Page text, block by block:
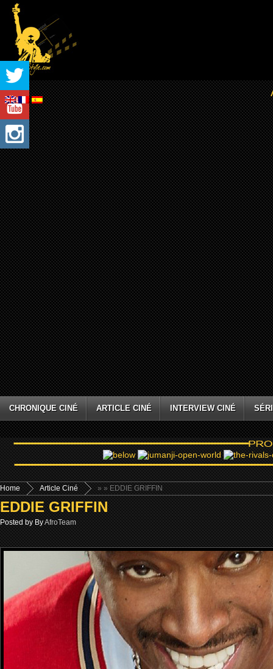
CHRONIQUE CINÉ ARTICLE CINÉ INTERVIEW CINÉ
Home »
Article Ciné » EDDIE GRIFFIN
EDDIE GRIFFIN
Posted by ByAfroTeam